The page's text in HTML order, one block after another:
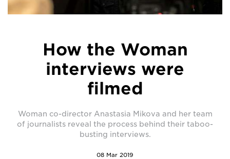
How the Woman
interviews were
filmed
Woman co-director Anastasia Mikova and her team
of journalists reveal the process behind their taboo-
busting interviews.
08 Mar 2019